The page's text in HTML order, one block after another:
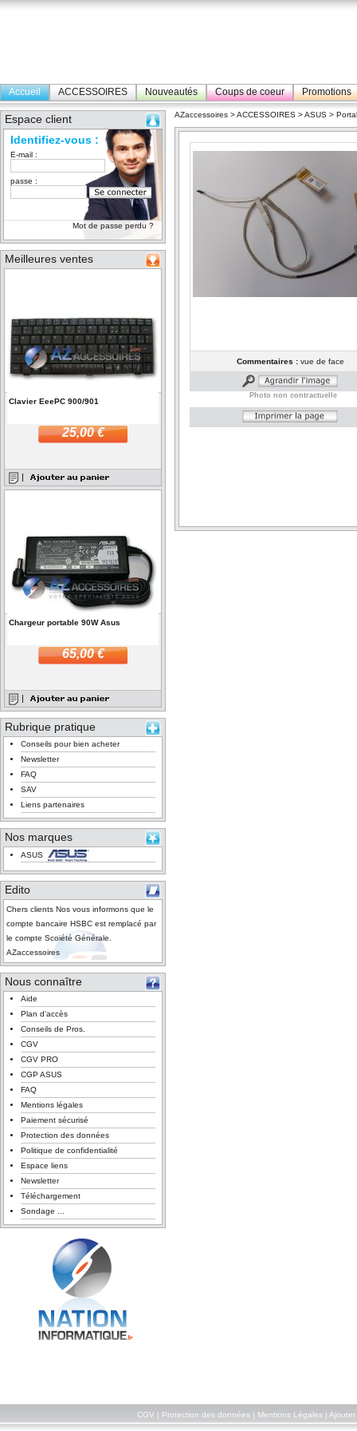
Accueil ACCESSOIRES Nouveautés Coups de coeur Promotions
Espace client
Identifiez-vous :
E-mail :
passe :
Mot de passe perdu ?
Meilleures ventes
Clavier EeePC 900/901
25,00 €
Chargeur portable 90W Asus
65,00 €
Rubrique pratique
Conseils pour bien acheter
Newsletter
FAQ
SAV
Liens partenaires
Nos marques
ASUS
Edito
Chers clients Nos vous informons que le
compte bancaire HSBC est remplacé par
le compte Scoiété Générale.
AZaccessoires
Nous connaître
Aide
Plan d'accès
Conseils de Pros.
CGV
CGV PRO
CGP ASUS
FAQ
Mentions légales
Paiement sécurisé
Protection des données
Politique de confidentialité
Espace liens
Newsletter
Téléchargement
Sondage ...
AZaccessoires >ACCESSOIRES >ASUS >
Commentaires :vue de face
Photo non contractuelle
CGV Protection des données| Mentions Légales| Ajouter